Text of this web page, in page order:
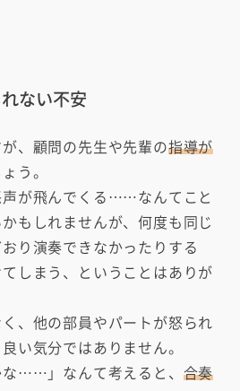
ない不安
、顧問の先生や先輩の指導が
う。
声が飛んでくる……なんてこと
もしれませんが、何度も同じ
り演奏できなかったりする
しまう、ということはありが
、他の部員やパートが怒られ
い気分ではありません。
な……」なんて考えると、 合奏